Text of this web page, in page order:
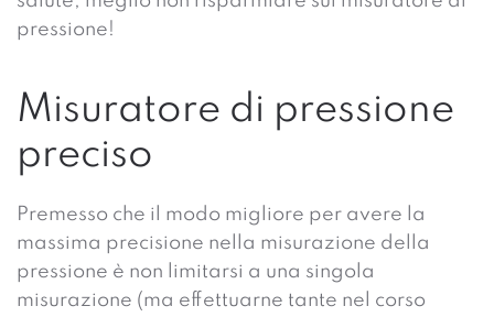
pressione!
Misuratore di pressione
preciso
Premesso che il modo migliore per avere la
massima precisione nella misurazione della
pressione è non limitarsi a una singola
misurazione (ma effettuarne tante nel corso